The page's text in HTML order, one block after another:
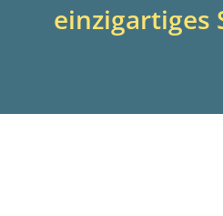
einzigartiges